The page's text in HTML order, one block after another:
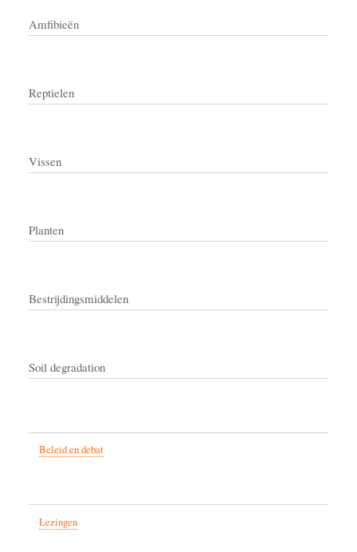
Amfibieën
Reptielen
Vissen
Planten
Bestrijdingsmiddelen
Soil degradation
Beleid en debat
Lezingen